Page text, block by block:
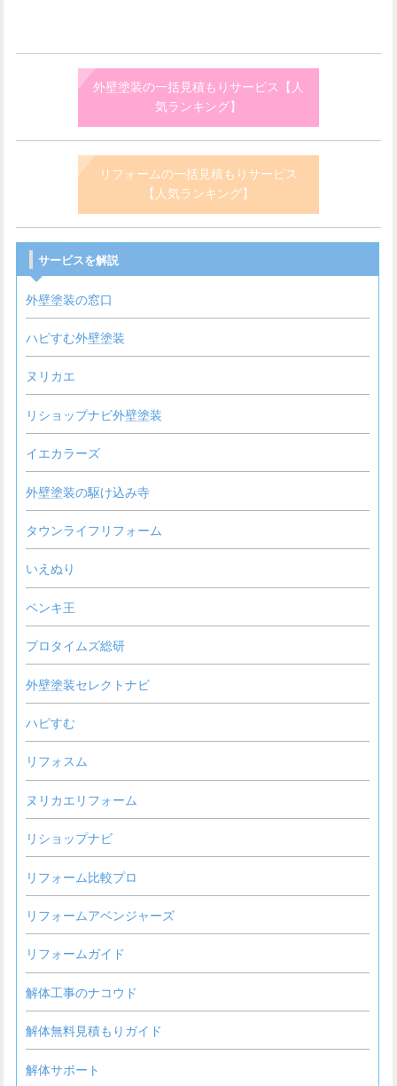
外壁塗装の一括見積もりサービス【人
気ランキング】
リフォームの一括見積もりサービス
【人気ランキング】
サービスを解説
外壁塗装の窓口
ハピすむ外壁塗装
ヌリカエ
リショップナビ外壁塗装
イエカラーズ
外壁塗装の駆け込み寺
タウンライフリフォーム
いえぬり
ペンキ王
プロタイムズ総研
外壁塗装セレクトナビ
ハピすむ
リフォスム
ヌリカエリフォーム
リショップナビ
リフォーム比較プロ
リフォームアベンジャーズ
リフォームガイド
解体工事のナコウド
解体無料見積もりガイド
解体サポート